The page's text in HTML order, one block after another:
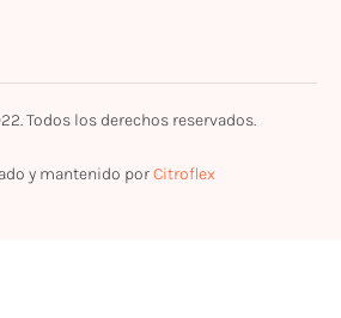
Todos los derechos reservados.
y mantenido porCitroflex